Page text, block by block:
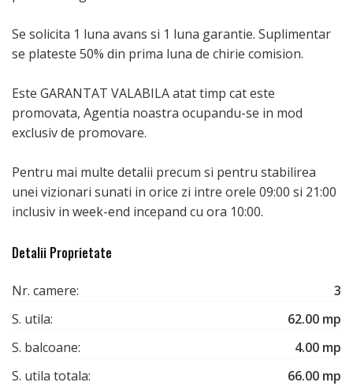
Se solicita 1 luna avans si 1 luna garantie. Suplimentar
se plateste 50% din prima luna de chirie comision.
Este GARANTAT VALABILA atat timp cat este
promovata, Agentia noastra ocupandu-se in mod
exclusiv de promovare.
Pentru mai multe detalii precum si pentru stabilirea
unei vizionari sunati in orice zi intre orele 09:00 si 21:00
inclusiv in week-end incepand cu ora 10:00.
Detalii Proprietate
Nr. camere:
3
S. utila:
62.00 mp
S. balcoane:
4.00 mp
S. utila totala:
66.00 mp